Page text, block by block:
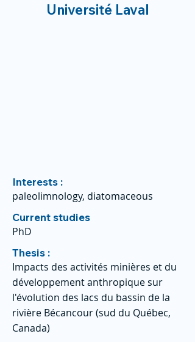
Université Laval
Interests :
paleolimnology, diatomaceous
Current studies
PhD
Thesis :
Impacts des activités minières et du
développement anthropique sur
l'évolution des lacs du bassin de la
rivière Bécancour (sud du Québec,
Canada)